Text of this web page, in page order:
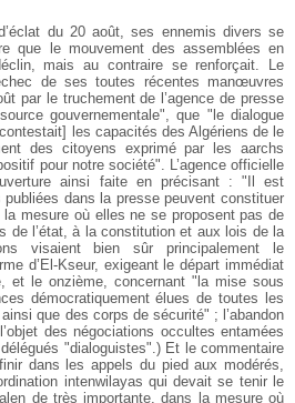
du 20 août, ses ennemis divers se
que le mouvement des assemblées en
mais au contraire se renforçait. Le
de ses toutes récentes manœuvres
par le truchement de l’agence de presse
gouvernementale", que "le dialogue
les capacités des Algériens de le
des citoyens exprimé par les aarchs
pour notre société". L’agence officielle
ainsi faite en précisant : "Il est
dans la presse peuvent constituer
mesure où elles ne se proposent pas de
de l’état, à la constitution et aux lois de la
visaient bien sûr principalement le
d’El-Kseur, exigeant le départ immédiat
et le onzième, concernant "la mise sous
démocratiquement élues de toutes les
que des corps de sécurité" ; l’abandon
des négociations occultes entamées
"dialoguistes".) Et le commentaire
dans les appels du pied aux modérés,
intenwilayas qui devait se tenir le
de très importante, dans la mesure où